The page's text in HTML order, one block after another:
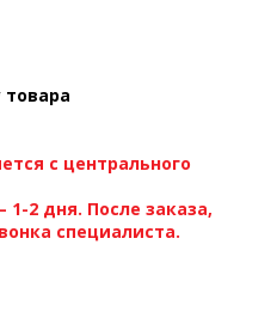
товара
с центрального
2 дня. После заказа,
специалиста.